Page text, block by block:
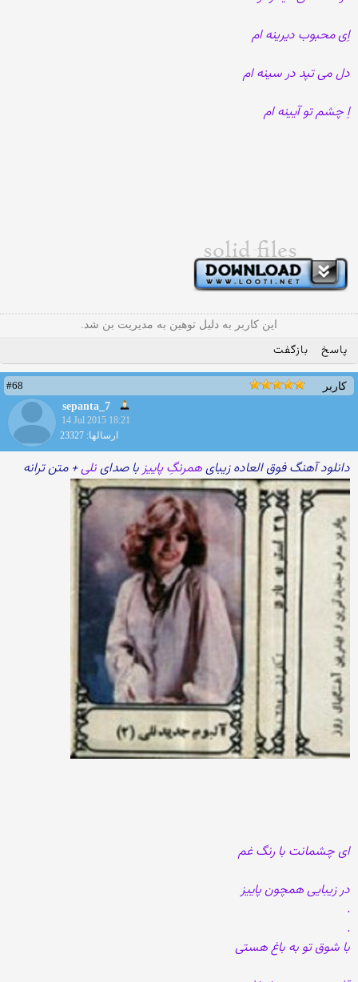
اِی محبوب دیرینه ام
دل می تپد در سینه ام
اِ چشم تو آیینه ام
این کاربر به دلیل توهین به مدیریت بن شد.
پاسخ بازگفت
کاربر
#68
sepanta_7
14 Jul 2015 18:21
ارسالها: 23327
دانلود آهنگ فوق العاده زیبایهمرنگِ پاییزبا صداینلی+ متن ترانه
ای چشمانت با رنگ غم
در زیبایی همچون پاییز
.
.
با شوق تو به باغ هستی